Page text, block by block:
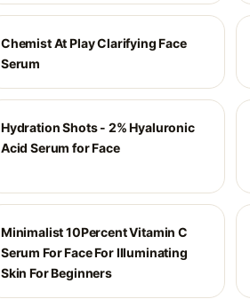
Chemist At Play Clarifying Face
Serum
Hydration Shots - 2% Hyaluronic
Acid Serum for Face
Minimalist 10Percent Vitamin C
Serum For Face For Illuminating
Skin For Beginners